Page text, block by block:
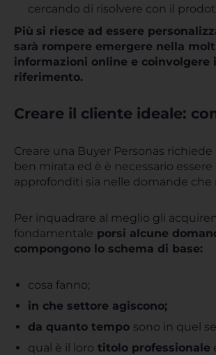
cercando di risolvere con il
Più si riesce ad essere
sarà rompere emergere nella
informazioni online e coinvolgere
riferimento.
Creare il cliente ideale:
Creare una Buyer Personas
ben mirata ed è è necessario
approfonditi sia nelle domande che
Per inquadrare al meglio gli
fondamentale porsi alcune
compongono lo schema di base:
cosa fanno;
in che settore agiscono;
da quanto tempo sono in quel
qual è il loro titolo professionale